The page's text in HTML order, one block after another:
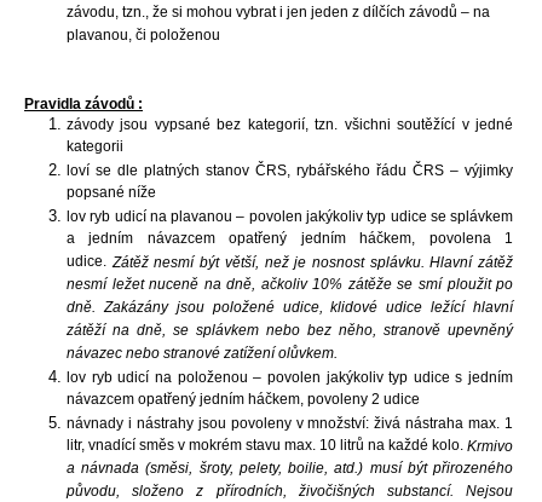
závodu, tzn., že si mohou vybrat i jen jeden z dílčích závodů – na
plavanou, či položenou
Pravidla závodů :
závody jsou vypsané bez kategorií, tzn. všichni soutěžící v jedné
kategorii
loví se dle platných stanov ČRS, rybářského řádu ČRS – výjimky
popsané níže
lov ryb udicí na plavanou – povolen jakýkoliv typ udice se splávkem
a jedním návazcem opatřený jedním háčkem, povolena 1
udice. Zátěž nesmí být větší, než je nosnost splávku. Hlavní zátěž
nesmí ležet nuceně na dně, ačkoliv 10% zátěže se smí ploužit po
dně. Zakázány jsou položené udice, klidové udice ležící hlavní
zátěží na dně, se splávkem nebo bez něho, stranově upevněný
návazec nebo stranové zatížení olůvkem.
lov ryb udicí na položenou – povolen jakýkoliv typ udice s jedním
návazcem opatřený jedním háčkem, povoleny 2 udice
návnady i nástrahy jsou povoleny v množství: živá nástraha max. 1
litr, vnadící směs v mokrém stavu max. 10 litrů na každé kolo.Krmivo
a návnada (směsi, šroty, pelety, boilie, atd.) musí být přirozeného
původu, složeno z přírodních, živočišných substancí. Nejsou